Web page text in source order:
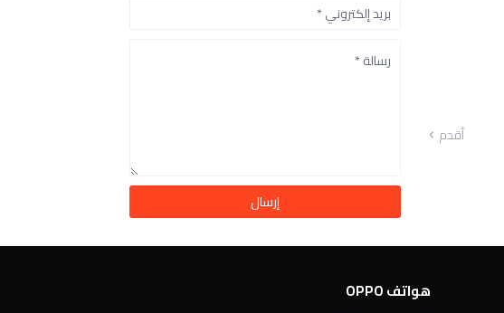
أقدم
هواتف OPPO